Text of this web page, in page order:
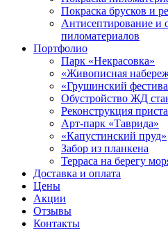
Покраска брусков и
Антисептирование и
пиломатериалов
Портфолио
Парк «Некрасовка»
«Живописная
«Грушинский
Обустройство ЖД
Реконструкция
Арт-парк «Таврида»
«Капустинский пруд»
Забор из планкена
Терраса на берегу
Доставка и оплата
Цены
Акции
Отзывы
Контакты